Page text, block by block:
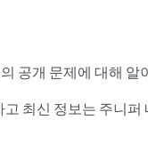
공개 문제에 대해 알
최신 정보는 주니퍼